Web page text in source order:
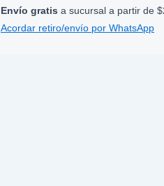
Envío gratis a sucursal a partir de
Acordar retiro/envío por WhatsApp